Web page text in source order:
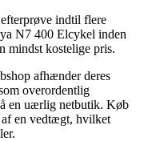
indtil flere
N7 400 Elcykel inden
mindst kostelige pris.
afhænder deres
overordentlig
en uærlig netbutik. Køb
en vedtægt, hvilket